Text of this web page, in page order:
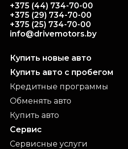
+375 (44) 734-70-00
+375 (29) 734-70-00
+375 (25) 734-70-00
info@drivemotors.by
Купить новые авто
Купить авто с пробегом
Кредитные программы
Обменять авто
Купить авто
Сервис
Сервисные услуги